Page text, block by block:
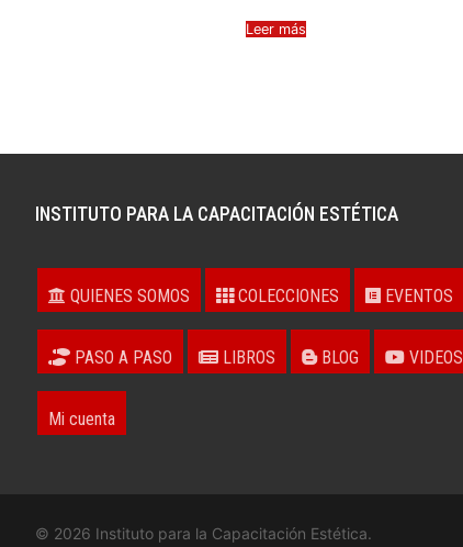
Leer más
INSTITUTO PARA LA CAPACITACIÓN ESTÉTICA
QUIENES SOMOS COLECCIONES EVENTOS
PASO A PASO LIBROS BLOG VIDEOS
Mi cuenta
© 2026 Instituto para la Capacitación Estética.